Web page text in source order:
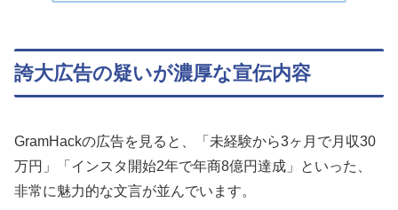
誇大広告の疑いが濃厚な宣伝内容
GramHackの広告を見ると、「未経験から3ヶ月で月収30
万円」「インスタ開始2年で年商8億円達成」といった、
非常に魅力的な文言が並んでいます。